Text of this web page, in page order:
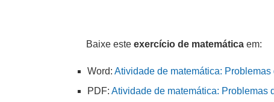
Baixe este exercício de matemática em:
Word: Atividade de matemática: Problemas
PDF: Atividade de matemática: Problemas